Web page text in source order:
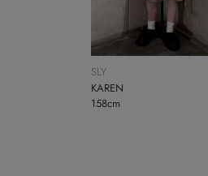
SLY
KAREN
158cm